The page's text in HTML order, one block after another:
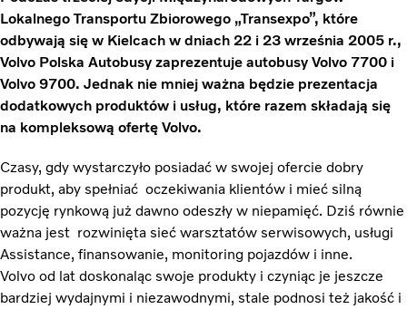
Lokalnego Transportu Zbiorowego „Transexpo”, które
odbywają się w Kielcach w dniach 22 i 23 września 2005 r.,
Volvo Polska Autobusy zaprezentuje autobusy Volvo 7700 i
Volvo 9700. Jednak nie mniej ważna będzie prezentacja
dodatkowych produktów i usług, które razem składają się
na kompleksową ofertę Volvo.
Czasy, gdy wystarczyło posiadać w swojej ofercie dobry
produkt, aby spełniać oczekiwania klientów i mieć silną
pozycję rynkową już dawno odeszły w niepamięć. Dziś równie
ważna jest rozwinięta sieć warsztatów serwisowych, usługi
Assistance, finansowanie, monitoring pojazdów i inne.
Volvo od lat doskonaląc swoje produkty i czyniąc je jeszcze
bardziej wydajnymi i niezawodnymi, stale podnosi też jakość i